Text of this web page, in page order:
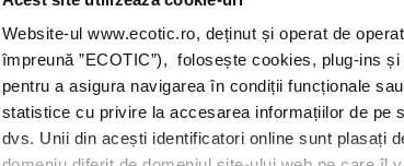
Website-ul www.ecotic.ro, deținut și operat de
împreună ”ECOTIC”), folosește cookies, plug-ins
pentru a asigura navigarea în condiții funcționale
statistice cu privire la accesarea informațiilor de pe
dvs. Unii din acești identificatori online sunt plasați